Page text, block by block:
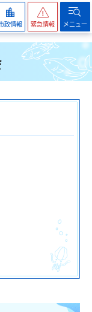
政情報 緊急情報 メニュー